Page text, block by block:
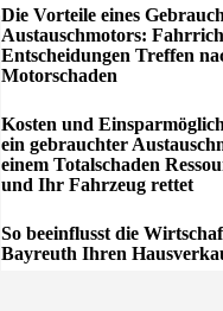
Die Vorteile eines
Austauschmotors:
Entscheidungen Treffen
Motorschaden
Kosten und
ein gebrauchter
einem Totalschaden
und Ihr Fahrzeug rettet
So beeinflusst die
Bayreuth Ihren